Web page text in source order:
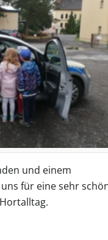
und einem
für eine sehr